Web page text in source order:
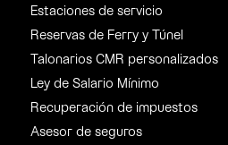
Estaciones de servicio
Reservas de Ferry y Túnel
Talonarios CMR personalizados
Ley de Salario Mínimo
Recuperación de impuestos
Asesor de seguros